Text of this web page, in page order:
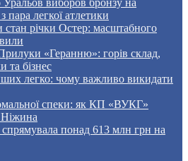
виборов бронзу на
пара легкої атлетики
стан річки Остер: масштабного
«Геранню»: горів склад,
та бізнес
легко: чому важливо викидати
спеки: як КП «ВУКГ»
Ніжина
понад 613 млн грн на